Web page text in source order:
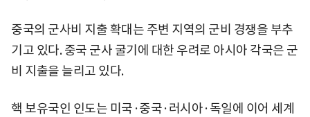
중국의 군사비 지출 확대는 주변 지역의 군비 경쟁을 부추
기고 있다. 중국 군사 굴기에 대한 우려로 아시아 각국은 군
비 지출을 늘리고 있다.
핵 보유국인 인도는 미국·중국·러시아·독일에 이어 세계